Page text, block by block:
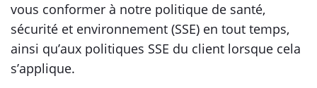
vous conformer à notre politique de santé,
sécurité et environnement (SSE) en tout temps,
ainsi qu’aux politiques SSE du client lorsque cela
s’applique.